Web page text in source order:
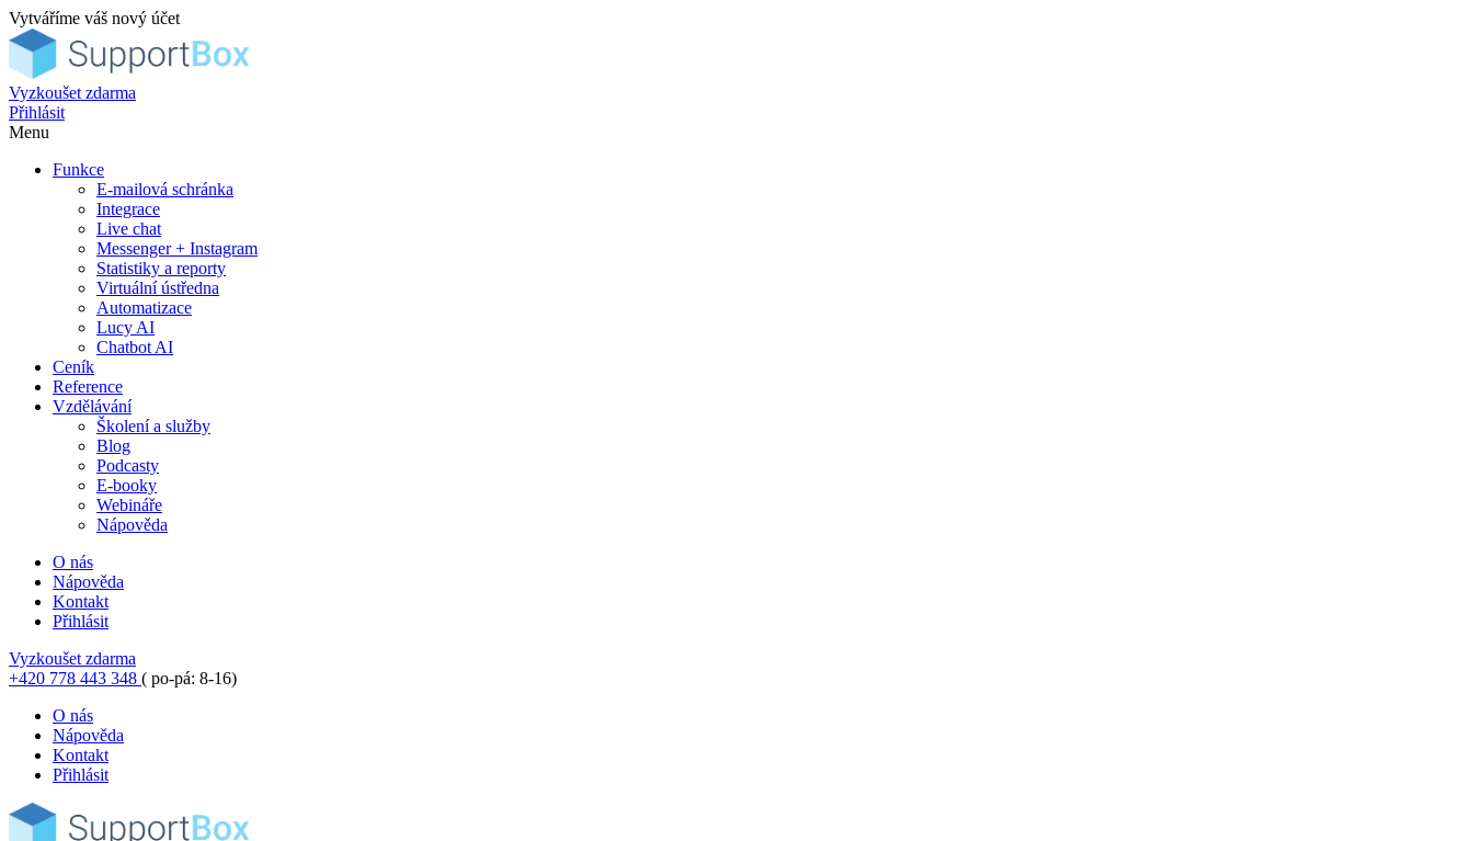
Vytváříme váš nový účet
Vyzkoušet zdarma
Přihlásit
Menu
Funkce
E-mailová schránka
Integrace
Live chat
Messenger + Instagram
Statistiky a reporty
Virtuální ústředna
Automatizace
Lucy AI
Chatbot AI
Ceník
Reference
Vzdělávání
Školení a služby
Blog
Podcasty
E-booky
Webináře
Nápověda
O nás
Nápověda
Kontakt
Přihlásit
Vyzkoušet zdarma
+420 778 443 348 ( po-pá: 8-16)
O nás
Nápověda
Kontakt
Přihlásit